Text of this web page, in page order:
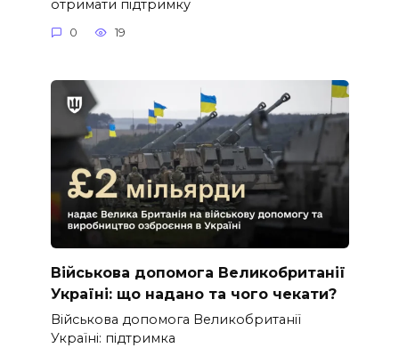
отримати підтримку
0 19
Військова допомога Великобританії
Україні: що надано та чого чекати?
Військова допомога Великобританії
Україні: підтримка